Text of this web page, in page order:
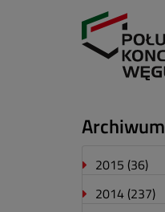
Archiwum
2015 (36)
2014 (237)